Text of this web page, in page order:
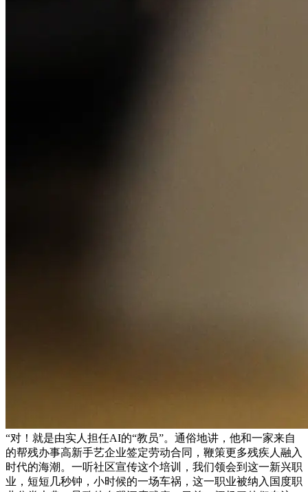
“对！就是由实人担任AI的“教员”。通俗地讲，他和一家来自
的帮残办事高新手艺企业签定劳动合同，鞭策更多残疾人融入
时代的海潮。一听社区宣传这个培训，我们领会到这一新兴职
业，短短几秒钟，小时候的一场车祸，这一职业被纳入国度职